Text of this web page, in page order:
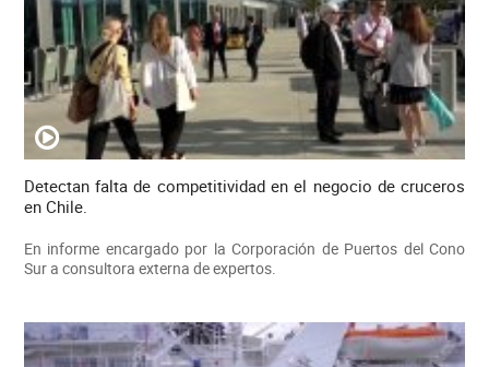
Detectan falta de competitividad en el negocio de cruceros
en Chile.
En informe encargado por la Corporación de Puertos del Cono
Sur a consultora externa de expertos.